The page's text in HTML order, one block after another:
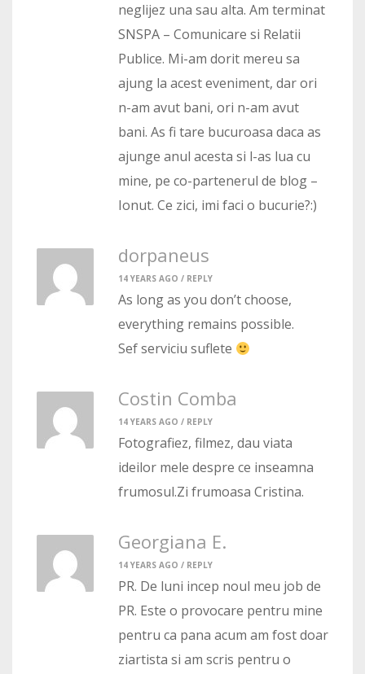
neglijez una sau alta. Am terminat
SNSPA – Comunicare si Relatii
Publice. Mi-am dorit mereu sa
ajung la acest eveniment, dar ori
n-am avut bani, ori n-am avut
bani. As fi tare bucuroasa daca as
ajunge anul acesta si l-as lua cu
mine, pe co-partenerul de blog –
Ionut. Ce zici, imi faci o bucurie?:)
dorpaneus
14 YEARS AGO / REPLY
As long as you don’t choose,
everything remains possible.
Sef serviciu suflete
Costin Comba
14 YEARS AGO / REPLY
Fotografiez, filmez, dau viata
ideilor mele despre ce inseamna
frumosul.Zi frumoasa Cristina.
Georgiana E.
14 YEARS AGO / REPLY
PR. De luni incep noul meu job de
PR. Este o provocare pentru mine
pentru ca pana acum am fost doar
ziartista si am scris pentru o